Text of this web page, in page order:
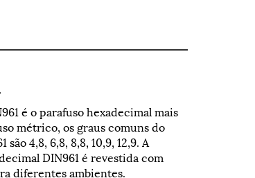
é o parafuso hexadecimal mais
métrico, os graus comuns do
4,8, 6,8, 8,8, 10,9, 12,9. A
DIN961 é revestida com
diferentes ambientes.